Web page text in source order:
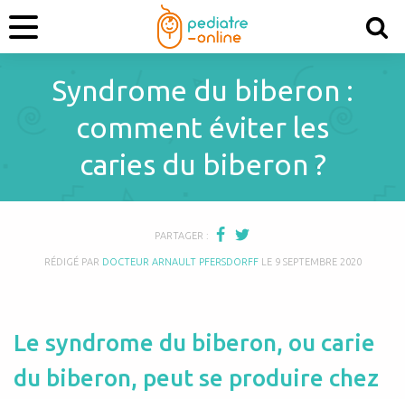
Syndrome du biberon :
comment éviter les
caries du biberon ?
PARTAGER :
RÉDIGÉ PAR DOCTEUR ARNAULT PFERSDORFFLE 9 SEPTEMBRE 2020
Le syndrome du biberon, ou carie
du biberon, peut se produire chez